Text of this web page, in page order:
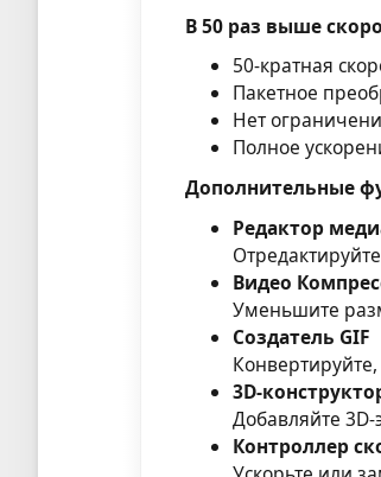
В 50 раз выше
50-кратная
Пакетное
Нет
Полное
Дополнительные
Редактор
Видео
Уменьшите
Создатель GIF
3D-
Добавляйте
Контроллер